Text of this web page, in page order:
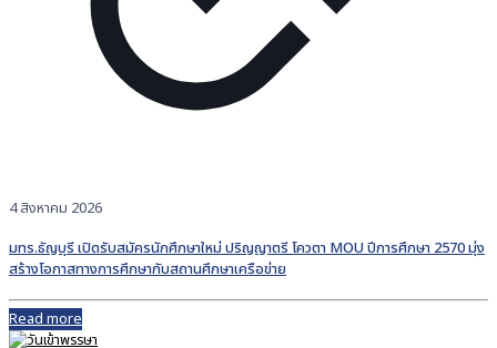
4 สิงหาคม 2026
มทร.ธัญบุรี เปิดรับสมัครนักศึกษาใหม่ ปริญญาตรี โควตา MOU ปีการศึกษา 2570 มุ่ง
สร้างโอกาสทางการศึกษากับสถานศึกษาเครือข่าย
Read more